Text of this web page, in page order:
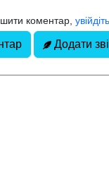
коментар, увійдіть
Додати